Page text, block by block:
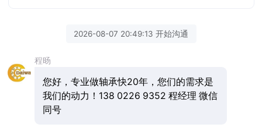
2026-08-07 20:49:13 开始沟通
程旸
您好，专业做轴承快20年，您们的需求是
我们的动力！138 0226 9352 程经理 微信
同号